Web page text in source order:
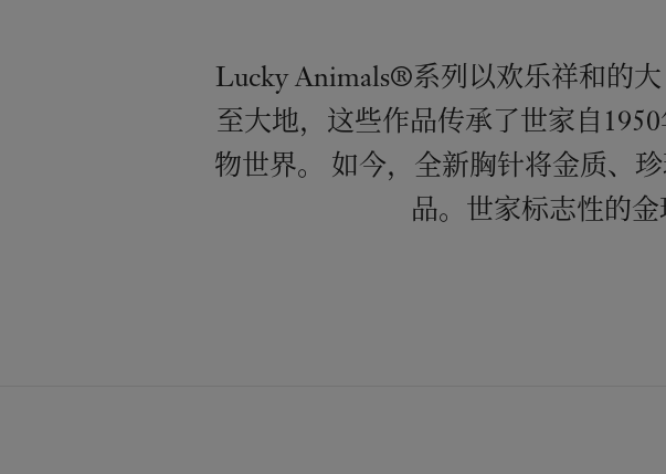
Lucky Animals®系列以欢乐祥和的
至大地，这些作品传承了世家自
物世界。 如今，全新胸针将金质、
品。世家标志性的